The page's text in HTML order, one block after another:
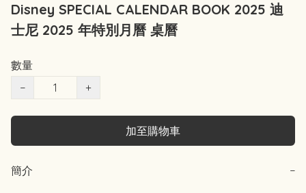
Disney SPECIAL CALENDAR BOOK 2025 迪
士尼 2025 年特別月曆 桌曆
數量
−
+
加至購物車
簡介 −